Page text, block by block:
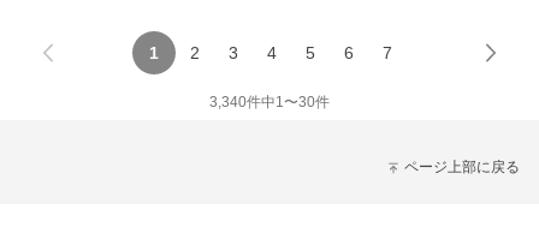
1 2 3 4 5 6 7
3,340件中1〜30件
ページ上部に戻る